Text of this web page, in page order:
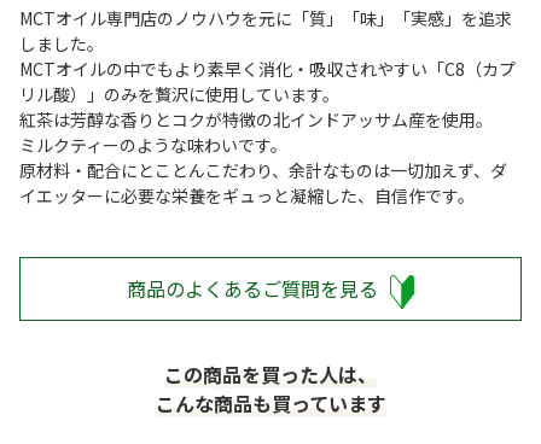
MCTオイル専門店のノウハウを元に「質」「味」「実感」を追求
しました。
MCTオイルの中でもより素早く消化・吸収されやすい「C8（カプ
リル酸）」のみを贅沢に使用しています。
紅茶は芳醇な香りとコクが特徴の北インドアッサム産を使用。
ミルクティーのような味わいです。
原材料・配合にとことんこだわり、余計なものは一切加えず、ダ
イエッターに必要な栄養をギュっと凝縮した、自信作です。
商品のよくあるご質問を見る
この商品を買った人は、
こんな商品も買っています